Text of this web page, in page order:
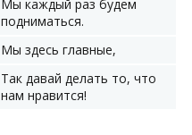
Мы каждый раз будем
подниматься.
Мы здесь главные,
Так давай делать то, что
нам нравится!